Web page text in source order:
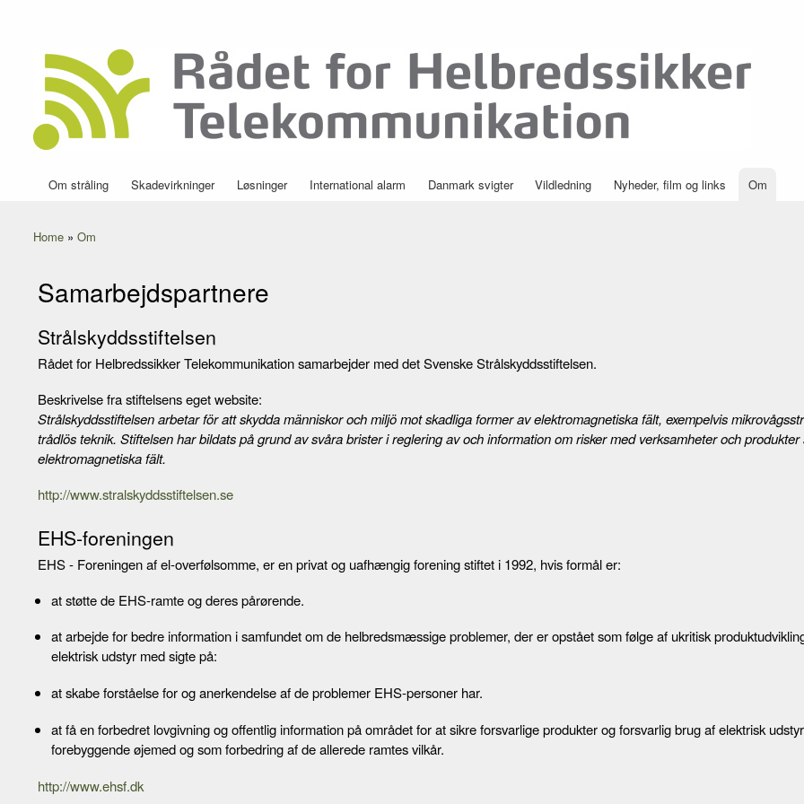
content
Rådet for
Helbredssikker
Telekommunikation
Danmarks
førende
portal om
mobilstråling
Main menu
Om stråling Skadevirkninger Løsninger International alarm Danmark svigter Vildledning Nyheder, film og links Om
You are here
Home » Om
Samarbejdspartnere
Strålskyddsstiftelsen
Rådet for Helbredssikker Telekommunikation samarbejder med det Svenske Strålskyddsstiftelsen.
Beskrivelse fra stiftelsens eget website:
Strålskyddsstiftelsen arbetar för att skydda människor och miljö mot skadliga former av elektromagnetiska fält, exempelvis
trådlös teknik. Stiftelsen har bildats på grund av svåra brister i reglering av och information om risker med verksamheter och
elektromagnetiska fält.
http://www.stralskyddsstiftelsen.se
EHS-foreningen
EHS - Foreningen af el-overfølsomme, er en privat og uafhængig forening stiftet i 1992, hvis formål er:
at støtte de EHS-ramte og deres pårørende.
at arbejde for bedre information i samfundet om de helbredsmæssige problemer, der er opstået som følge af ukritisk
elektrisk udstyr med sigte på:
at skabe forståelse for og anerkendelse af de problemer EHS-personer har.
at få en forbedret lovgivning og offentlig information på området for at sikre forsvarlige produkter og forsvarlig brug af elektrisk
forebyggende øjemed og som forbedring af de allerede ramtes vilkår.
http://www.ehsf.dk